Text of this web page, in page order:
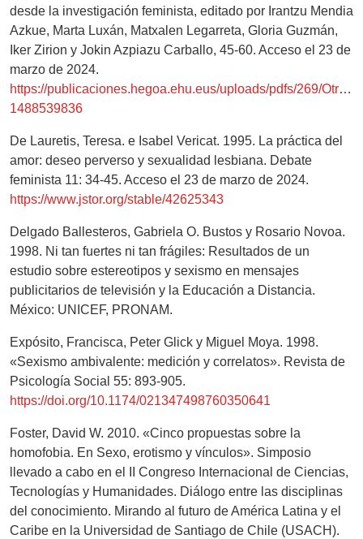
desde la investigación feminista, editado por Irantzu Mendia
Azkue, Marta Luxán, Matxalen Legarreta, Gloria Guzmán,
Iker Zirion y Jokin Azpiazu Carballo, 45-60. Acceso el 23 de
marzo de 2024.
https://publicaciones.hegoa.ehu.eus/uploads/pdfs/269/
1488539836
De Lauretis, Teresa. e Isabel Vericat. 1995. La práctica del
amor: deseo perverso y sexualidad lesbiana. Debate
feminista 11: 34-45. Acceso el 23 de marzo de 2024.
https://www.jstor.org/stable/42625343
Delgado Ballesteros, Gabriela O. Bustos y Rosario Novoa.
1998. Ni tan fuertes ni tan frágiles: Resultados de un
estudio sobre estereotipos y sexismo en mensajes
publicitarios de televisión y la Educación a Distancia.
México: UNICEF, PRONAM.
Expósito, Francisca, Peter Glick y Miguel Moya. 1998.
«Sexismo ambivalente: medición y correlatos». Revista de
Psicología Social 55: 893-905.
https://doi.org/10.1174/021347498760350641
Foster, David W. 2010. «Cinco propuestas sobre la
homofobia. En Sexo, erotismo y vínculos». Simposio
llevado a cabo en el II Congreso Internacional de Ciencias,
Tecnologías y Humanidades. Diálogo entre las disciplinas
del conocimiento. Mirando al futuro de América Latina y el
Caribe en la Universidad de Santiago de Chile (USACH).